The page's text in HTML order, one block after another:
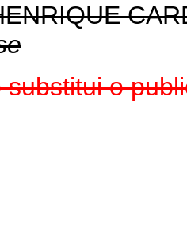
o